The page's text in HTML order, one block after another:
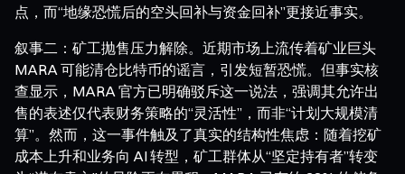
点，而“地缘恐慌后的空头回补与资金回补”更接近事实。
叙事二：矿工抛售压力解除。近期市场上流传着矿业巨头
MARA 可能清仓比特币的谣言，引发短暂恐慌。但事实核
查显示，MARA 官方已明确驳斥这一说法，强调其允许出
售的表述仅代表财务策略的“灵活性”，而非“计划大规模清
算”。然而，这一事件触及了真实的结构性焦虑：随着挖矿
成本上升和业务向 AI 转型，矿工群体从“坚定持有者”转变